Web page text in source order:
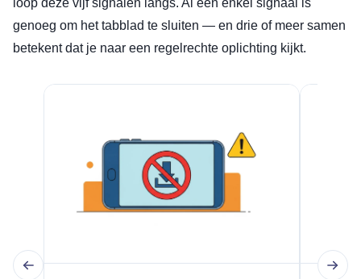
loop deze vijf signalen langs. Al één enkel signaal is
genoeg om het tabblad te sluiten — en drie of meer samen
betekent dat je naar een regelrechte oplichting kijkt.